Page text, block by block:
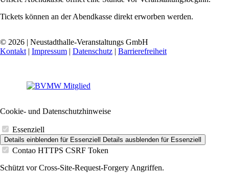
Tickets können an der Abendkasse direkt erworben werden.
© 2026 | Neustadthalle-Veranstaltungs GmbH
Kontakt | Impressum | Datenschutz | Barrierefreiheit
Cookie- und Datenschutzhinweise
Essenziell
Details einblenden für Essenziell Details ausblenden für Essenziell
Contao HTTPS CSRF Token
Schützt vor Cross-Site-Request-Forgery Angriffen.